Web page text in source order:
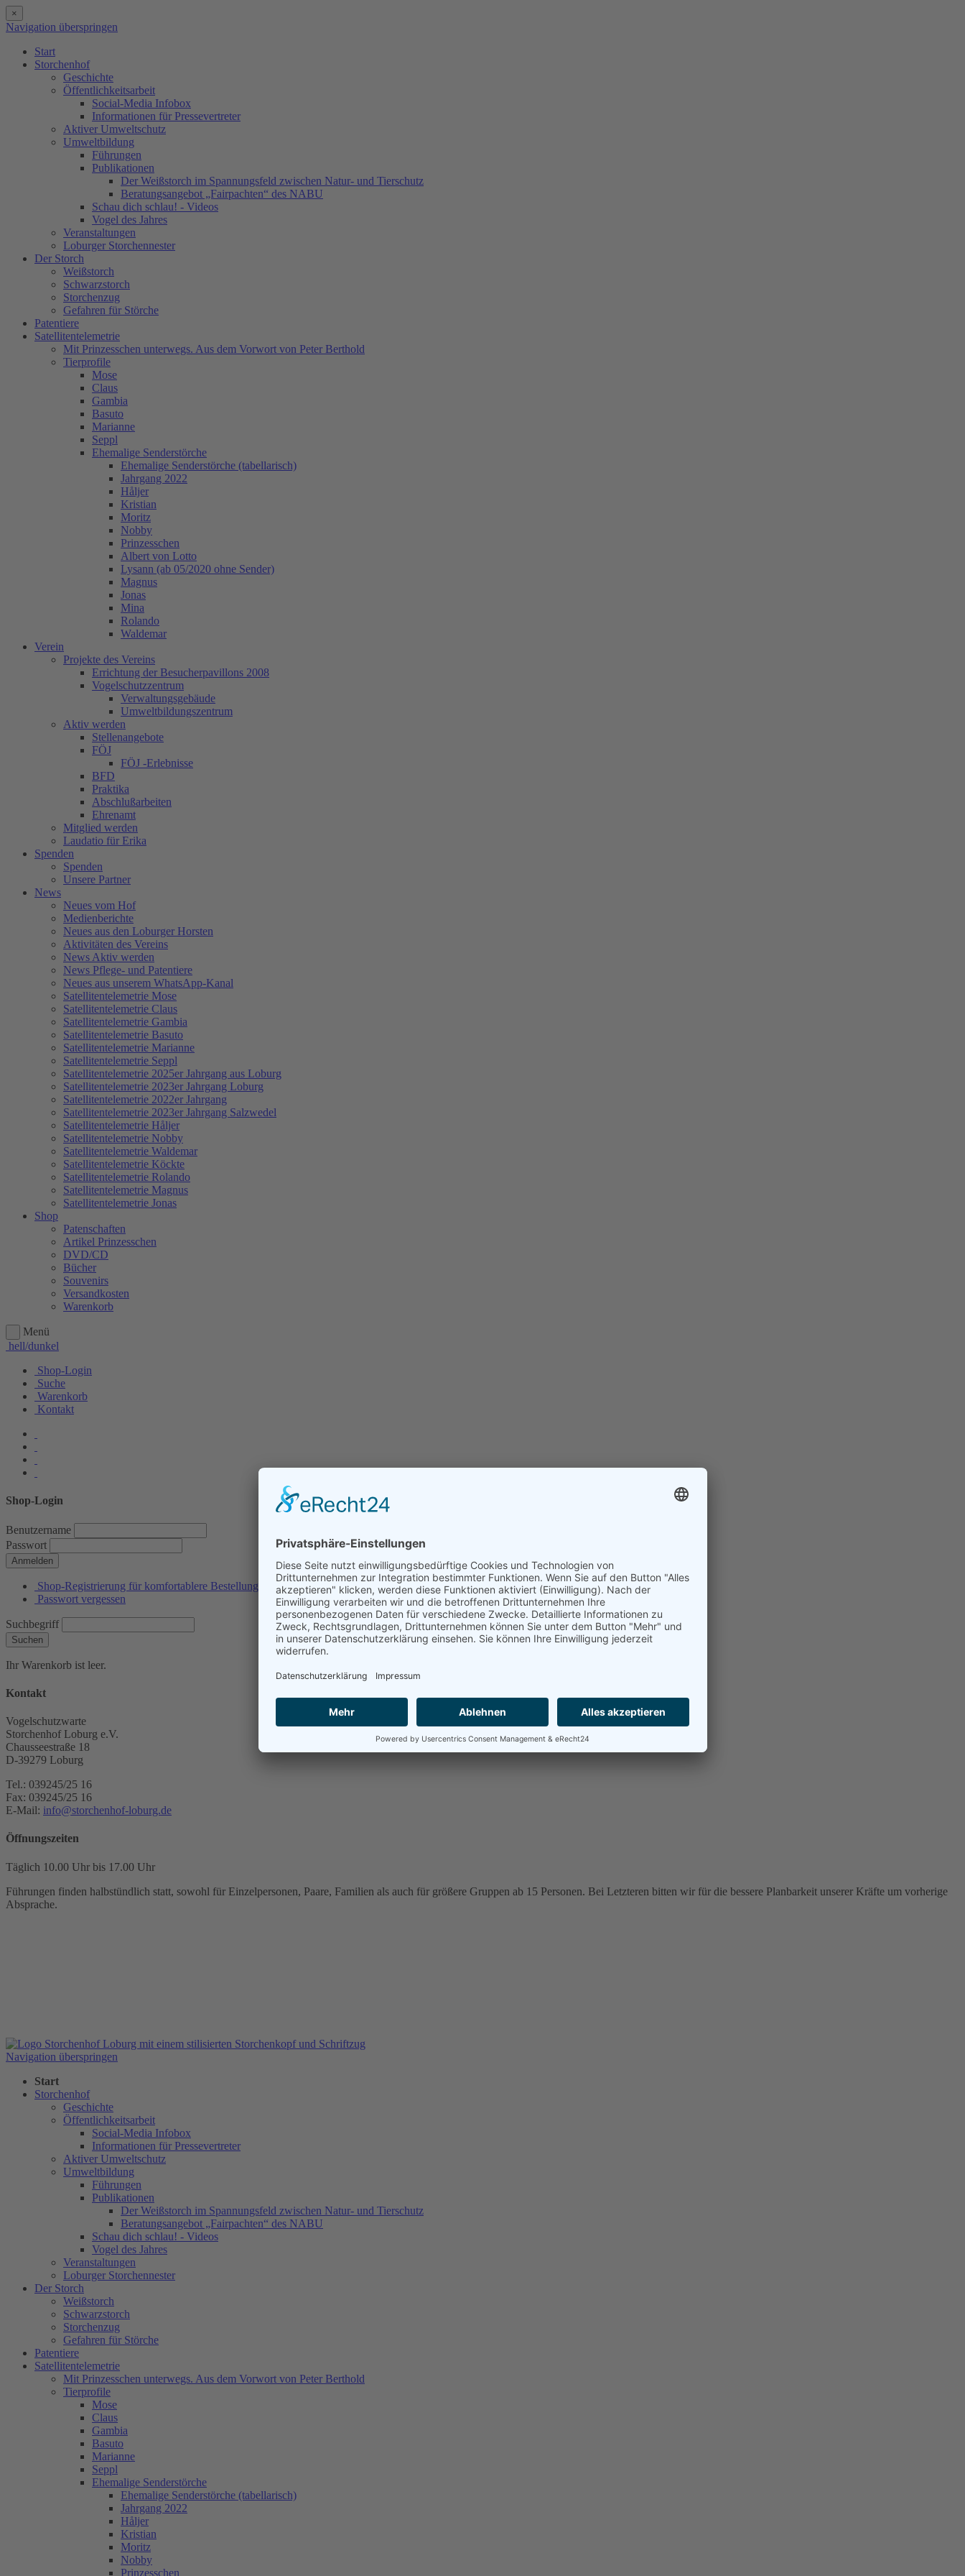
×
Navigation überspringen
Start
Storchenhof
Geschichte
Öffentlichkeitsarbeit
Social-Media Infobox
Informationen für Pressevertreter
Aktiver Umweltschutz
Umweltbildung
Führungen
Publikationen
Der Weißstorch im Spannungsfeld zwischen Natur- und Tierschutz
Beratungsangebot „Fairpachten“ des NABU
Schau dich schlau! - Videos
Vogel des Jahres
Veranstaltungen
Loburger Storchennester
Der Storch
Weißstorch
Schwarzstorch
Storchenzug
Gefahren für Störche
Patentiere
Satellitentelemetrie
Mit Prinzesschen unterwegs. Aus dem Vorwort von Peter Berthold
Tierprofile
Mose
Claus
Gambia
Basuto
Marianne
Seppl
Ehemalige Senderstörche
Ehemalige Senderstörche (tabellarisch)
Jahrgang 2022
Håljer
Kristian
Moritz
Nobby
Prinzesschen
Albert von Lotto
Lysann (ab 05/2020 ohne Sender)
Magnus
Jonas
Mina
Rolando
Waldemar
Verein
Projekte des Vereins
Errichtung der Besucherpavillons 2008
Vogelschutzzentrum
Verwaltungsgebäude
Umweltbildungszentrum
Aktiv werden
Stellenangebote
FÖJ
FÖJ -Erlebnisse
BFD
Praktika
Abschlußarbeiten
Ehrenamt
Mitglied werden
Laudatio für Erika
Spenden
Spenden
Unsere Partner
News
Neues vom Hof
Medienberichte
Neues aus den Loburger Horsten
Aktivitäten des Vereins
News Aktiv werden
News Pflege- und Patentiere
Neues aus unserem WhatsApp-Kanal
Satellitentelemetrie Mose
Satellitentelemetrie Claus
Satellitentelemetrie Gambia
Satellitentelemetrie Basuto
Satellitentelemetrie Marianne
Satellitentelemetrie Seppl
Satellitentelemetrie 2025er Jahrgang aus Loburg
Satellitentelemetrie 2023er Jahrgang Loburg
Satellitentelemetrie 2022er Jahrgang
Satellitentelemetrie 2023er Jahrgang Salzwedel
Satellitentelemetrie Håljer
Satellitentelemetrie Nobby
Satellitentelemetrie Waldemar
Satellitentelemetrie Köckte
Satellitentelemetrie Rolando
Satellitentelemetrie Magnus
Satellitentelemetrie Jonas
Shop
Patenschaften
Artikel Prinzesschen
DVD/CD
Bücher
Souvenirs
Versandkosten
Warenkorb
Menü
hell/dunkel
Shop-Login
Suche
Warenkorb
Kontakt
Shop-Login
Benutzername
Passwort
Anmelden
Shop-Registrierung für komfortablere Bestellungen
Passwort vergessen
Suchbegriff
Suchen
Ihr Warenkorb ist leer.
Kontakt
Vogelschutzwarte
Storchenhof Loburg e.V.
Chausseestraße 18
D-39279 Loburg
Tel.: 039245/25 16
Fax: 039245/25 16
E-Mail: info@storchenhof-loburg.de
Öffnungszeiten
Täglich 10.00 Uhr bis 17.00 Uhr
Führungen finden halbstündlich statt, sowohl für Einzelpersonen, Paare, Familien als auch für größere Gruppen ab 15 Personen. Bei Letzteren bitten wir für die bessere Planbarkeit unserer Kräfte um vorherige
Absprache.
Navigation überspringen
Start
Storchenhof
Geschichte
Öffentlichkeitsarbeit
Social-Media Infobox
Informationen für Pressevertreter
Aktiver Umweltschutz
Umweltbildung
Führungen
Publikationen
Der Weißstorch im Spannungsfeld zwischen Natur- und Tierschutz
Beratungsangebot „Fairpachten“ des NABU
Schau dich schlau! - Videos
Vogel des Jahres
Veranstaltungen
Loburger Storchennester
Der Storch
Weißstorch
Schwarzstorch
Storchenzug
Gefahren für Störche
Patentiere
Satellitentelemetrie
Mit Prinzesschen unterwegs. Aus dem Vorwort von Peter Berthold
Tierprofile
Mose
Claus
Gambia
Basuto
Marianne
Seppl
Ehemalige Senderstörche
Ehemalige Senderstörche (tabellarisch)
Jahrgang 2022
Håljer
Kristian
Moritz
Nobby
Prinzesschen